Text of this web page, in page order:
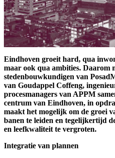
Eindhoven groeit hard, qua
maar ook qua ambities. Daarom
stedenbouwkundigen van
van Goudappel Coffeng,
procesmanagers van APPM
centrum van Eindhoven, in
maakt het mogelijk om de groei
banen te leiden en tegelijkertijd
en leefkwaliteit te vergroten.
Integratie van plannen